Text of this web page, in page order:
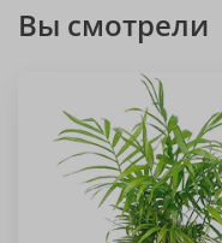
Вы смотрели